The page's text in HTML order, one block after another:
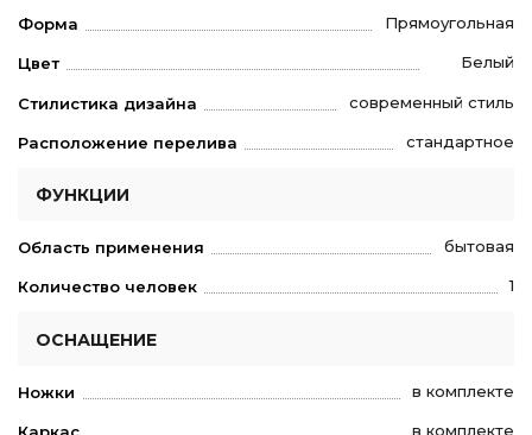
Форма Прямоугольная
Цвет Белый
Стилистика дизайна современный стиль
Расположение перелива стандартное
ФУНКЦИИ
Область применения бытовая
Количество человек 1
ОСНАЩЕНИЕ
Ножки в комплекте
Каркас в комплекте